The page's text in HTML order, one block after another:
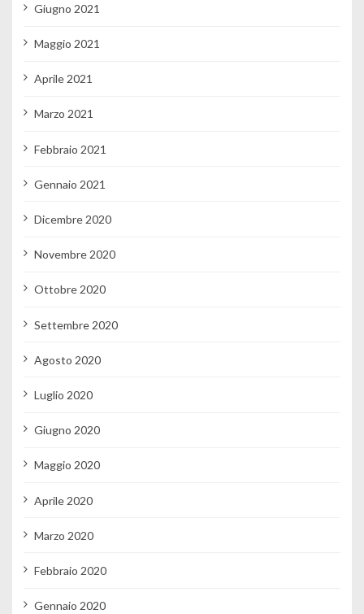
Giugno 2021
Maggio 2021
Aprile 2021
Marzo 2021
Febbraio 2021
Gennaio 2021
Dicembre 2020
Novembre 2020
Ottobre 2020
Settembre 2020
Agosto 2020
Luglio 2020
Giugno 2020
Maggio 2020
Aprile 2020
Marzo 2020
Febbraio 2020
Gennaio 2020